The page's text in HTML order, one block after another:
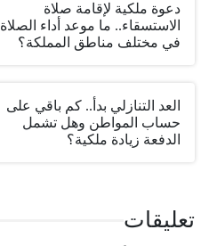
دعوة ملكية لإقامة صلاة
الاستسقاء.. ما موعد أداء الصلاة
في مختلف مناطق المملكة؟
العد التنازلي بدأ.. كم باقي على
حساب المواطن وهل تشمل
الدفعة زيادة ملكية؟
تعليقات